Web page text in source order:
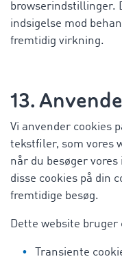
browserindstillinger.
indsigelse mod
fremtidig virkning.
13.
Vi anvender cookies
tekstfiler, som vores
når du besøger
disse cookies på din
fremtidige besøg.
Dette website bruger
Transiente